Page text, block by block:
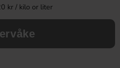
kr / kilo or liter